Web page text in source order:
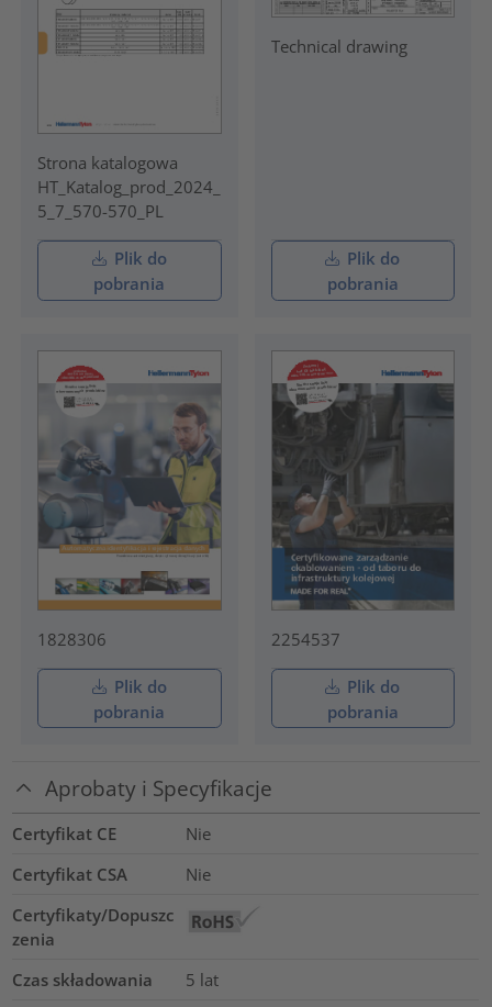
Strona katalogowa
HT_Katalog_prod_2024_
5_7_570-570_PL
Plik do
pobrania
Technical drawing
Plik do
pobrania
1828306
Plik do
pobrania
2254537
Plik do
pobrania
Aprobaty i Specyfikacje
Certyfikat CE
Nie
Certyfikat CSA
Nie
Certyfikaty/Dopuszc
zenia
Czas składowania
5 lat